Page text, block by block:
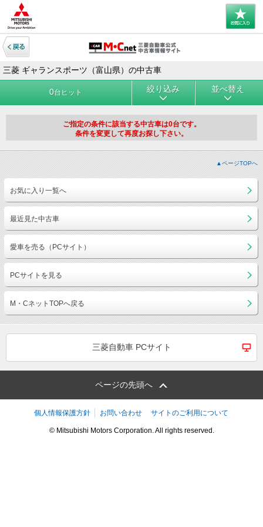
三菱 ギャランスポーツ（富山県）の中古車
0台ヒット 絞り込み 並べ替え
ご指定の条件に該当する中古車は0台です。
条件を変更して再度お探し下さい。
▲ページTOPへ
お気に入り一覧へ
最近見た中古車
愛車を売る（PCサイト）
PCサイトを見る
M・CネットTOPへ戻る
三菱自動車 PCサイト
ページの先頭へ
個人情報保護方針 お問い合わせ サイトのご利用について
© Mitsubishi Motors Corporation. All rights reserved.